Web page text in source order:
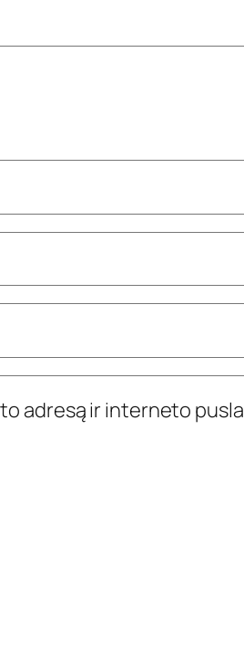
adresą ir interneto